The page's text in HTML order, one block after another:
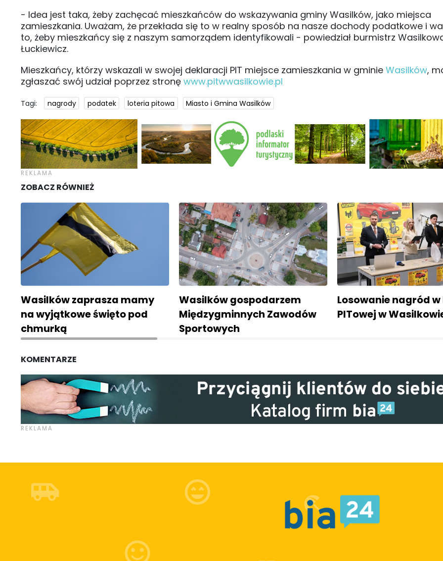
- Idea jest taka, żeby zachęcać mieszkańców do wskazywania gminy Wasilków, jako miejsca
zamieszkania. Uważam, że przekłada się to w realny sposób na nasze dochody podatkowe i
to, żeby mieszkańcy się z naszym samorządem identyfikowali - powiedział burmistrz
Łuckiewicz.
Mieszkańcy, którzy wskazali w swojej deklaracji PIT miejsce zamieszkania w gminie Wasilków,
zgłaszać swój udział poprzez stronę www.pitwwasilkowie.pl
Tagi: nagrody podatek loteria pitowa Miasto i Gmina Wasilków
ZOBACZ RÓWNIEŻ
Wasilków zaprasza mamy
na wyjątkowe święto pod
chmurką
Wasilków gospodarzem
Międzygminnych Zawodów
Sportowych
Losowanie nagród
PITowej w
KOMENTARZE